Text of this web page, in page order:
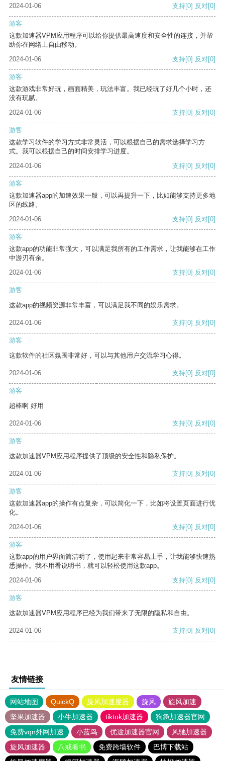
2024-01-06 支持[0] 反对[0]
游客
这款加速器VPM应用程序可以给你提供最高速度和安全性的连接，并帮
助你在网络上自由移动。
2024-01-06
支持[0] 反对[0]
游客
这款游戏非常好玩，画面精美，玩法丰富。我已经玩了好几个小时，还
没有玩腻。
2024-01-06
支持[0] 反对[0]
游客
这款学习软件的学习方式非常灵活，可以根据自己的需求选择学习方
式。我可以根据自己的时间安排学习进度。
2024-01-06
支持[0] 反对[0]
游客
这款加速器app的加速效果一般，可以再提升一下，比如能够支持更多地
区的线路。
2024-01-06
支持[0] 反对[0]
游客
这款app的功能非常强大，可以满足我所有的工作需求，让我能够在工作
中游刃有余。
2024-01-06
支持[0] 反对[0]
游客
这款app的视频资源非常丰富，可以满足我不同的娱乐需求。
2024-01-06 支持[0] 反对[0]
游客
这款软件的社区氛围非常好，可以与其他用户交流学习心得。
2024-01-06 支持[0] 反对[0]
游客
超棒啊 好用
2024-01-06 支持[0] 反对[0]
游客
这款加速器VPM应用程序提供了顶级的安全性和隐私保护。
2024-01-06 支持[0] 反对[0]
游客
这款加速器app的操作有点复杂，可以简化一下，比如将设置页面进行优
化。
2024-01-06
支持[0] 反对[0]
游客
这款app的用户界面简洁明了，使用起来非常容易上手，让我能够快速熟
悉操作。我不用看说明书，就可以轻松使用这款app。
2024-01-06
支持[0] 反对[0]
游客
这款加速器VPM应用程序已经为我们带来了无限的隐私和自由。
2024-01-06 支持[0] 反对[0]
友情链接
网站地图 QuickQ 旋风加速度器 旋风
旋风加速
坚果加速器
小牛加速器 tiktok加速器
狗急加速器官网
免费vqn外网加速
小蓝鸟 优途加速器官网
风驰加速器
旋风加速器
八戒看书 免费跨墙软件
巴博下载站